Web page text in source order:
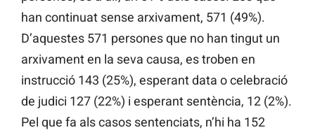
han continuat sense arxivament, 571 (49%).
D’aquestes 571 persones que no han tingut un
arxivament en la seva causa, es troben en
instrucció 143 (25%), esperant data o celebració
de judici 127 (22%) i esperant sentència, 12 (2%).
Pel que fa als casos sentenciats, n’hi ha 152